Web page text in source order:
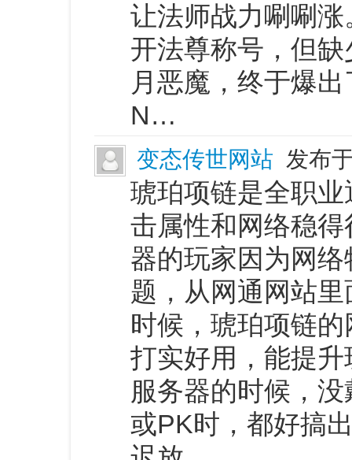
让法师战力唰唰
开法尊称号，但
月恶魔，终于爆
N…
变态传世网站 发布
琥珀项链是全职
击属性和网络稳
器的玩家因为网
题，从网通网站
时候，琥珀项链
打实好用，能提
服务器的时候，
或PK时，都好搞